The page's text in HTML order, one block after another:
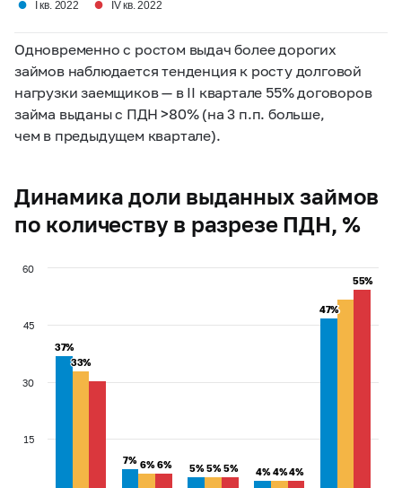
I кв. 2022 IV кв. 2022
Одновременно с ростом выдач более дорогих
займов наблюдается тенденция к росту долговой
нагрузки заемщиков — в II квартале 55% договоров
займа выданы с ПДН >80% (на 3 п.п. больше,
чем в предыдущем квартале).
Динамика доли выданных займов
по количеству в разрезе ПДН, %
37%
37%
7%
7%
5%
5% 4%
4%
47%
47%
33%
33%
6%
6% 5%
5% 4%
4%
6%
6% 5%
5% 4%
4%
55%
55%
15
30
45
60